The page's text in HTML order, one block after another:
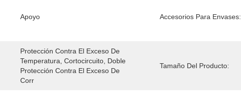
Apoyo Accesorios Para Envases:
Protección Contra El Exceso De
Temperatura, Cortocircuito, Doble
Protección Contra El Exceso De
Corr
Tamaño Del Producto: